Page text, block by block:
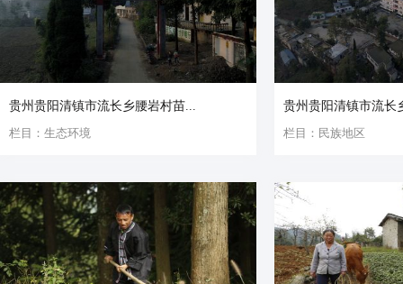
贵州贵阳清镇市流长乡腰岩村苗...
栏目：生态环境
贵州贵阳清镇市流长
栏目：民族地区